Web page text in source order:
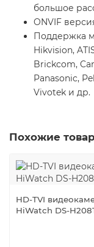
большое
ONVIF
Поддержка
Hikvision,
Brickcom,
Panasonic,
Vivotek и др.
Похожие
HD-TVI
HiWatch DS-